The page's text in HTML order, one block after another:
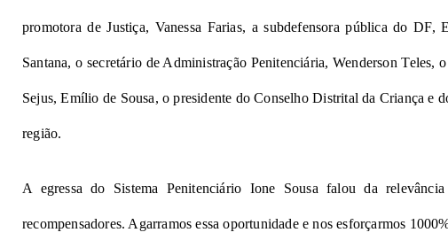
promotora de Justiça, Vanessa Farias, a subdefensora pública do DF,
Santana, o secretário de Administração Penitenciária, Wenderson Teles,
Sejus, Emílio de Sousa, o presidente do Conselho Distrital da Criança e
região.
A egressa do Sistema Penitenciário Ione Sousa falou da
recompensadores. Agarramos essa oportunidade e nos esforçarmos